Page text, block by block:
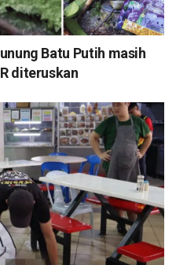
Batu Putih masih
diteruskan